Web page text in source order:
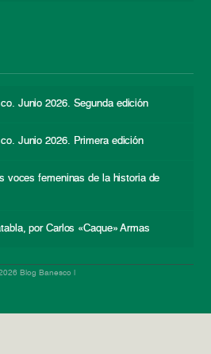
Junio 2026. Segunda edición
Junio 2026. Primera edición
voces femeninas de la historia de
por Carlos «Caque» Armas
Blog Banesco |